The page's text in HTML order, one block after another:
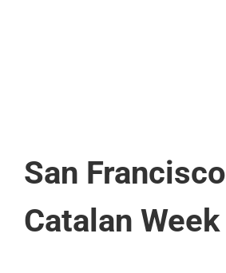
San Francisco
Catalan Week